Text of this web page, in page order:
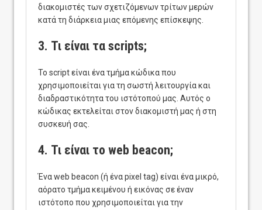
διακομιστές των σχετιζόμενων τρίτων μερών
κατά τη διάρκεια μιας επόμενης επίσκεψης.
3. Τι είναι τα scripts;
Το script είναι ένα τμήμα κώδικα που
χρησιμοποιείται για τη σωστή λειτουργία και
διαδραστικότητα του ιστότοπού μας. Αυτός ο
κώδικας εκτελείται στον διακομιστή μας ή στη
συσκευή σας.
4. Τι είναι το web beacon;
Ένα web beacon (ή ένα pixel tag) είναι ένα μικρό,
αόρατο τμήμα κειμένου ή εικόνας σε έναν
ιστότοπο που χρησιμοποιείται για την